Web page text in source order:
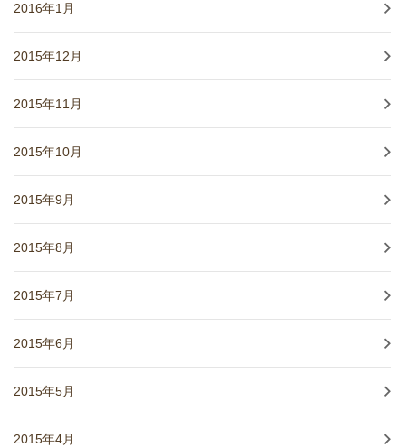
2016年1月
2015年12月
2015年11月
2015年10月
2015年9月
2015年8月
2015年7月
2015年6月
2015年5月
2015年4月